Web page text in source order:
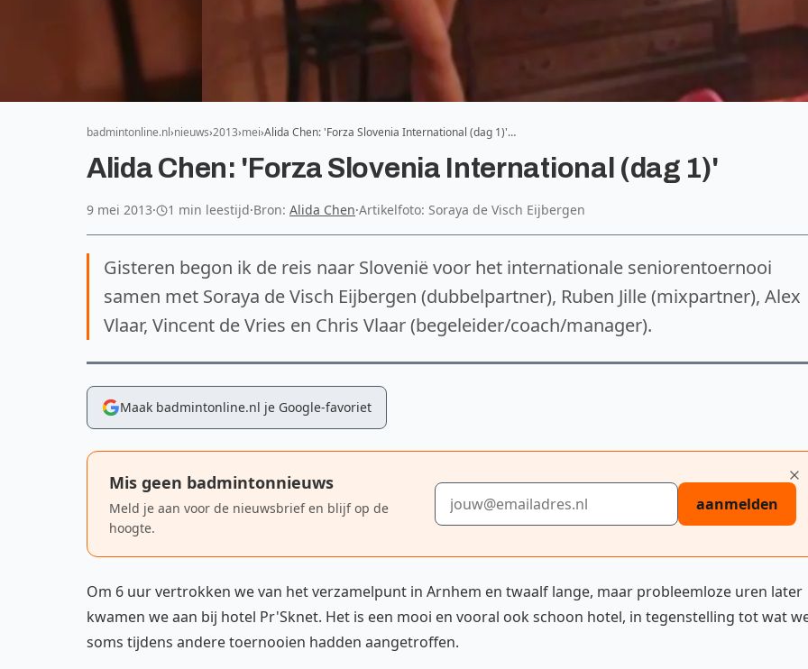
badmintonline.nl nieuws 2013 mei Alida Chen: 'Forza Slovenia International (dag 1)'…
Alida Chen: 'Forza Slovenia International (dag 1)'
9 mei 2013· 1 min leestijd·Bron: Alida Chen·Artikelfoto: Soraya de Visch Eijbergen
Gisteren begon ik de reis naar Slovenië voor het internationale seniorentoernooi
samen met Soraya de Visch Eijbergen (dubbelpartner), Ruben Jille (mixpartner), Alex
Vlaar, Vincent de Vries en Chris Vlaar (begeleider/coach/manager).
Maak badmintonline.nl je Google-favoriet
Mis geen badmintonnieuws
Meld je aan voor de nieuwsbrief en blijf op de
hoogte.
E-mailadres
aanmelden
Om 6 uur vertrokken we van het verzamelpunt in Arnhem en twaalf lange, maar probleemloze uren later
kwamen we aan bij hotel Pr'Sknet. Het is een mooi en vooral ook schoon hotel, in tegenstelling tot wat
soms tijdens andere toernooien hadden aangetroffen.